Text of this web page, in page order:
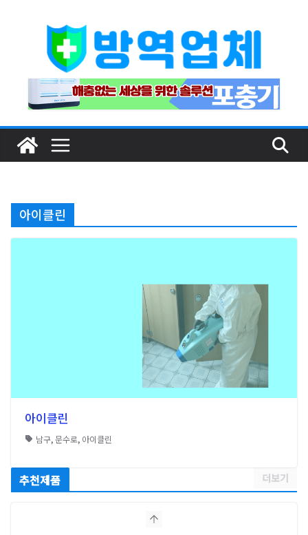
아이클린
아이클린
남구,문수로, 아이클린
추천제품 더보기